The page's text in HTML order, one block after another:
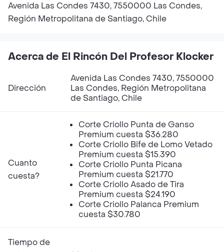
Avenida Las Condes 7430, 7550000 Las Condes,
Región Metropolitana de Santiago, Chile
Acerca de El Rincón Del Profesor Klocker
Dirección
Avenida Las Condes 7430, 7550000
Las Condes, Región Metropolitana
de Santiago, Chile
Cuanto
cuesta?
Corte Criollo Punta de Ganso
Premium cuesta $36.280
Corte Criollo Bife de Lomo Vetado
Premium cuesta $15.390
Corte Criollo Punta Picana
Premium cuesta $21.770
Corte Criollo Asado de Tira
Premium cuesta $24.190
Corte Criollo Palanca Premium
cuesta $30.780
Tiempo de